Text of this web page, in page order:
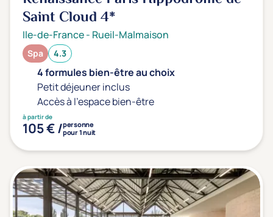
Saint Cloud4*
Ile-de-France- Rueil-Malmaison
Spa 4.3
4 formules bien-être au choix
Petit déjeuner inclus
Accès à l'espace bien-être
à partir de
105 € /personne
pour 1 nuit